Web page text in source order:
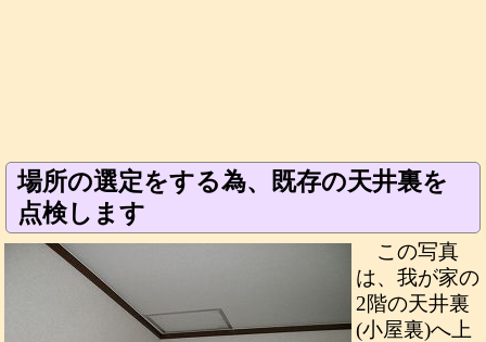
場所の選定をする為、既存の天井裏を
点検します
この写真
は、我が家の
2階の天井裏
(小屋裏)へ上